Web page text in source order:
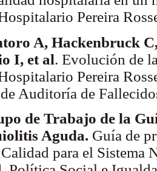
Pereira
A, Hackenbruck
I, et al. Evolución de
Pereira
Auditoría de
de Trabajo de la
Aguda. Guía de
para el Sistema